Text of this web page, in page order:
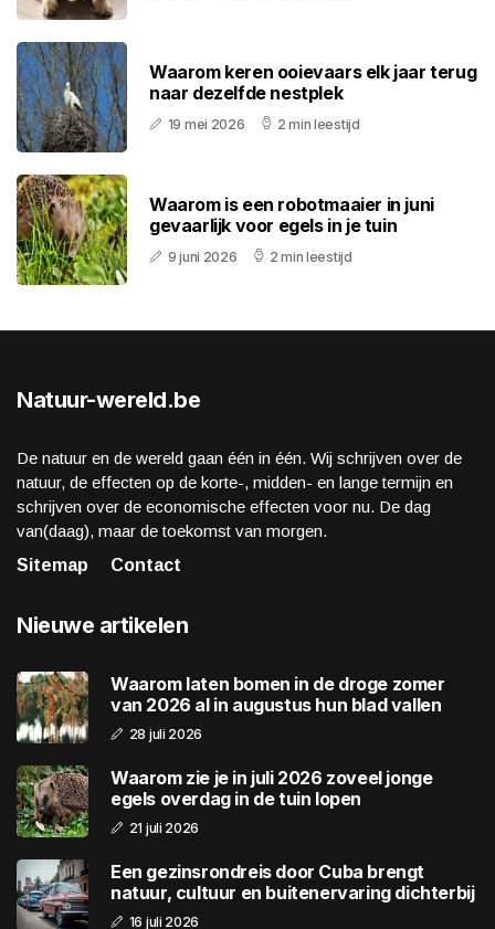
Waarom keren ooievaars elk jaar terug
naar dezelfde nestplek
19 mei 2026 2 min leestijd
Waarom is een robotmaaier in juni
gevaarlijk voor egels in je tuin
9 juni 2026 2 min leestijd
Natuur-wereld.be
De natuur en de wereld gaan één in één. Wij schrijven over de
natuur, de effecten op de korte-, midden- en lange termijn en
schrijven over de economische effecten voor nu. De dag
van(daag), maar de toekomst van morgen.
Sitemap
Contact
Nieuwe artikelen
Waarom laten bomen in de droge zomer
van 2026 al in augustus hun blad vallen
28 juli 2026
Waarom zie je in juli 2026 zoveel jonge
egels overdag in de tuin lopen
21 juli 2026
Een gezinsrondreis door Cuba brengt
natuur, cultuur en buitenervaring dichterbij
16 juli 2026